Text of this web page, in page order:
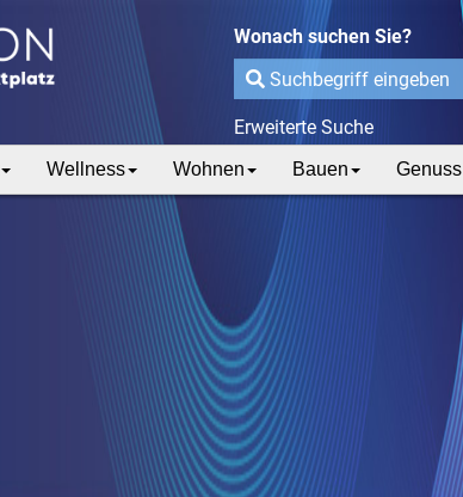
Wonach suchen Sie?
Erweiterte Suche
Wellness Wohnen Bauen Genuss